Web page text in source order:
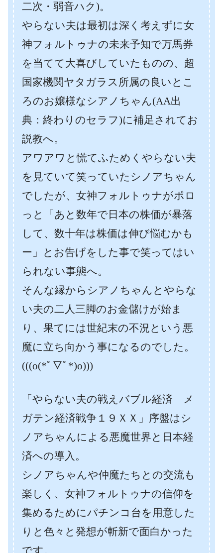
二次・弱音ハク)。
やらない夫は最初は深く考えずに女
神フォルトゥナの未来予知で万馬券
を当てて大喜びしていたものの、超
国家機関ヤタガラス所属の良いとこ
ろのお嬢様なシアノちゃん(AA出
典：終わりのセラフ)に補足されてお
説教へ。
アワアワと慌てふためくやらない夫
を見ていて笑っていたシノアちゃん
でしたが、女神フォルトゥナがポロ
っと「あと数年で日本の株価が暴落
して、数十年は株価は伸び悩むかも
ー」とお告げをした事で笑ってはい
られない事態へ。
そんな縁からシアノちゃんとやらな
い夫の二人三脚のお金儲けが始ま
り、果てには世紀末の不況という悪
魔に立ち向かう事になるのでした。
(((o(*ﾟ▽ﾟ*)o)))
「やらない夫の戦えバブル経済 メ
ガテン経済戦争１９ＸＸ」序盤はシ
ノアちゃんによる悪魔世界と日本経
済への導入。
シノアちゃんや仲魔たちとの交流も
楽しく、女神フォルトゥナの信仰を
集めるためにパチンコ台を用意した
りと色々と発想が斬新で面白かった
です。